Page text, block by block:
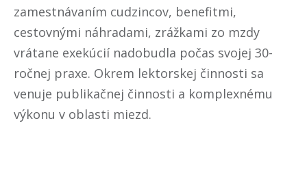
zamestnávaním cudzincov, benefitmi,
cestovnými náhradami, zrážkami zo mzdy
vrátane exekúcií nadobudla počas svojej 30-
ročnej praxe. Okrem lektorskej činnosti sa
venuje publikačnej činnosti a komplexnému
výkonu v oblasti miezd.